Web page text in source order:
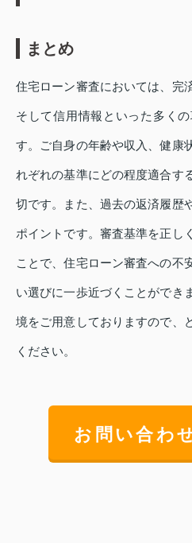
まとめ
住宅ローン審査においては、完
そして信用情報といった多く
す。ご自身の年齢や収入、健康
れぞれの基準にどの程度適合す
切です。また、過去の返済履歴
ポイントです。審査基準を正し
ことで、住宅ローン審査への不
い選びに一歩近づくことができ
境をご用意しておりますので、
ください。
お問い合わ